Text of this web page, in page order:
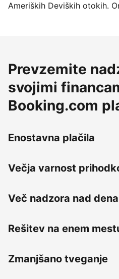
Ameriških Deviških otokih.
Prevzemite
svojimi
Booking.com
Enostavna plačila
Večja varnost
Več nadzora nad
Rešitev na enem
Zmanjšano tveganje